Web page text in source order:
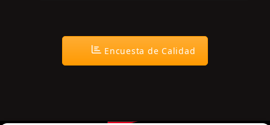
Encuesta de Calidad